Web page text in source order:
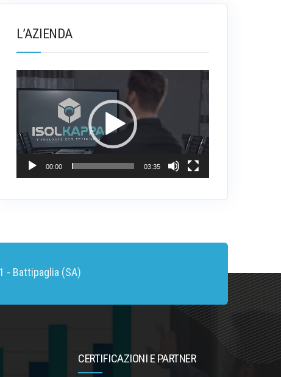
L’AZIENDA
Video
Player
00:00 03:35
- Battipaglia (SA)
CERTIFICAZIONI E PARTNER